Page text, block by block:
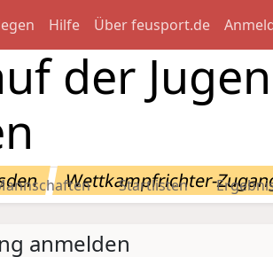
Hilfe Über feusport.de
der
Wettkampfrichter-
Startlisten
anmelden